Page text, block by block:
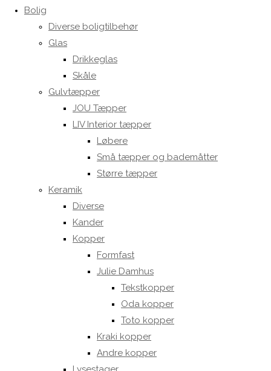
Bolig
Diverse boligtilbehør
Glas
Drikkeglas
Skåle
Gulvtæpper
JOU Tæpper
LIV Interior tæpper
Løbere
Små tæpper og bademåtter
Større tæpper
Keramik
Diverse
Kander
Kopper
Formfast
Julie Damhus
Tekstkopper
Oda kopper
Toto kopper
Kraki kopper
Andre kopper